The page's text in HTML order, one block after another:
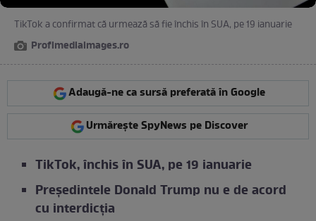
TikTok a confirmat că urmează să fie închis în SUA, pe 19 ianuarie
Profimediaimages.ro
Adaugă-ne ca sursă preferată în Google
Urmărește SpyNews pe Discover
TikTok, închis în SUA, pe 19 ianuarie
Președintele Donald Trump nu e de acord
cu interdicția